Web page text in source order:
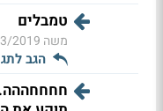
טמבלים
משה 02:57
הגב